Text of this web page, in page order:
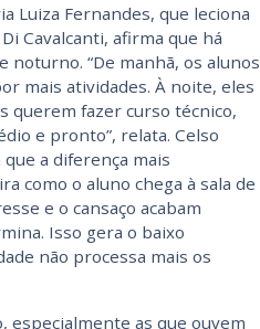
Luiza Fernandes, que leciona
Cavalcanti, afirma que há
“De manhã, os alunos
mais atividades. À noite, eles
querem fazer curso técnico,
e pronto”, relata. Celso
que a diferença mais
como o aluno chega à sala de
e o cansaço acabam
Isso gera o baixo
não processa mais os
especialmente as que ouvem